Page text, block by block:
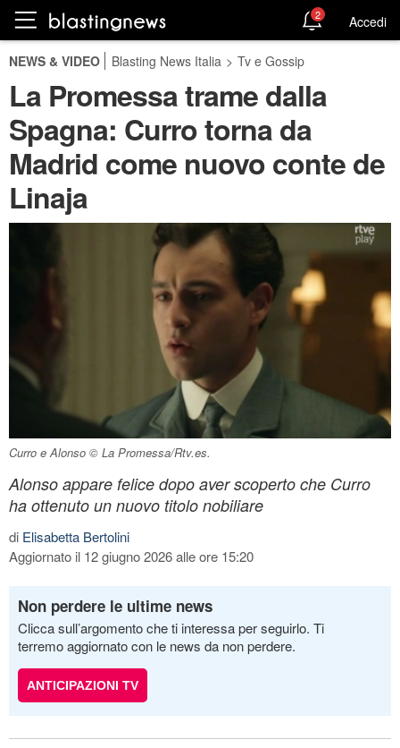
2 Accedi
NEWS & VIDEO Blasting News Italia > Tv e Gossip
La Promessa trame dalla
Spagna: Curro torna da
Madrid come nuovo conte de
Linaja
Curro e Alonso © La Promessa/Rtv.es.
Alonso appare felice dopo aver scoperto che Curro
ha ottenuto un nuovo titolo nobiliare
di Elisabetta Bertolini
Aggiornato il 12 giugno 2026 alle ore 15:20
Non perdere le ultime news
Clicca sull’argomento che ti interessa per seguirlo. Ti
terremo aggiornato con le news da non perdere.
ANTICIPAZIONI TV